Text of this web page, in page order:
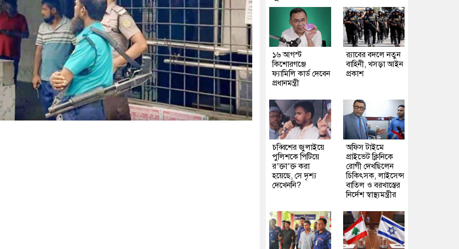
১৬ আগস্ট
কিশোরগঞ্জে
ফ্যামিলি কার্ড দেবেন
প্রধানমন্ত্রী
র‍্যাবের বদলে নতুন
বাহিনী, খসড়া আইন
প্রকাশ
চব্বিশের জুলাইয়ে
পুলিশকে পিটিয়ে
র’ক্তা’ক্ত করা
হয়েছে, সে দৃশ্য
দেখেননি?
অফিস টাইমে
প্রাইভেট ক্লিনিকে
রোগী দেখছিলেন
চিকিৎসক, লাইসেন্স
বাতিল ও বরখাস্তের
নির্দেশ স্বাস্থ্যমন্ত্রীর